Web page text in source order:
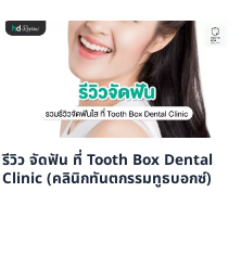
รีวิว จัดฟัน ที่ Tooth Box Dental
Clinic (คลินิกทันตกรรมทูธบอกซ์)